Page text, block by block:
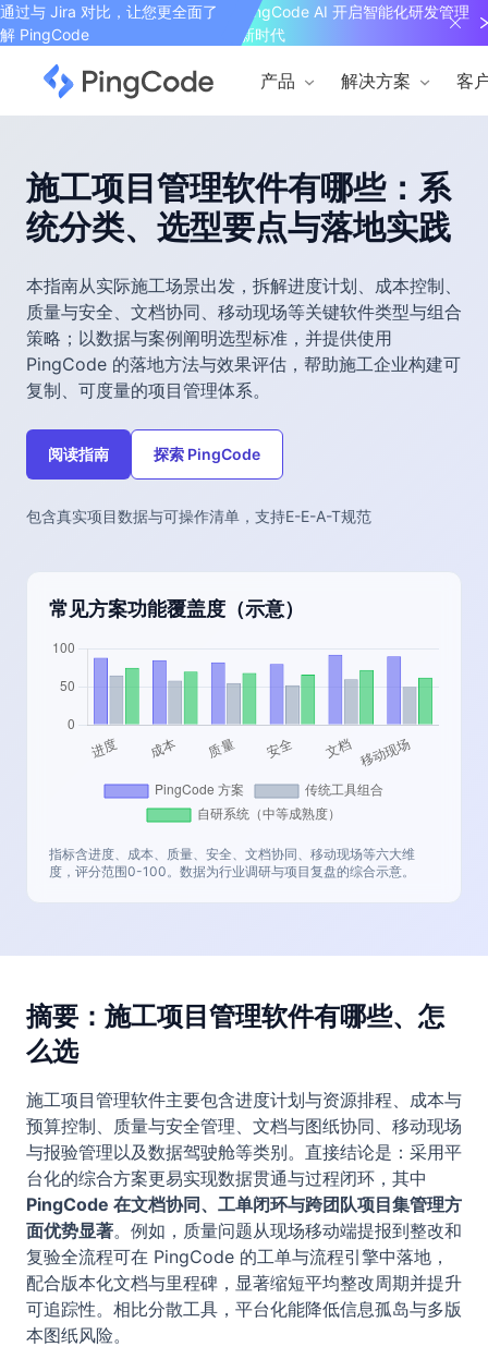
通过与 Jira 对比，让您更全面了
解 PingCode
PingCode AI 开启智能化研发管理
新时代
产品 解决方案 客
施工项目管理软件有哪些：系
统分类、选型要点与落地实践
本指南从实际施工场景出发，拆解进度计划、成本控制、
质量与安全、文档协同、移动现场等关键软件类型与组合
策略；以数据与案例阐明选型标准，并提供使用
PingCode 的落地方法与效果评估，帮助施工企业构建可
复制、可度量的项目管理体系。
阅读指南 探索 PingCode
包含真实项目数据与可操作清单，支持E-E-A-T规范
常见方案功能覆盖度（示意）
指标含进度、成本、质量、安全、文档协同、移动现场等六大维
度，评分范围0-100。数据为行业调研与项目复盘的综合示意。
摘要：施工项目管理软件有哪些、怎
么选
施工项目管理软件主要包含进度计划与资源排程、成本与
预算控制、质量与安全管理、文档与图纸协同、移动现场
与报验管理以及数据驾驶舱等类别。直接结论是：采用平
台化的综合方案更易实现数据贯通与过程闭环，其中
PingCode 在文档协同、工单闭环与跨团队项目集管理方
面优势显著。例如，质量问题从现场移动端提报到整改和
复验全流程可在 PingCode 的工单与流程引擎中落地，
配合版本化文档与里程碑，显著缩短平均整改周期并提升
可追踪性。相比分散工具，平台化能降低信息孤岛与多版
本图纸风险。